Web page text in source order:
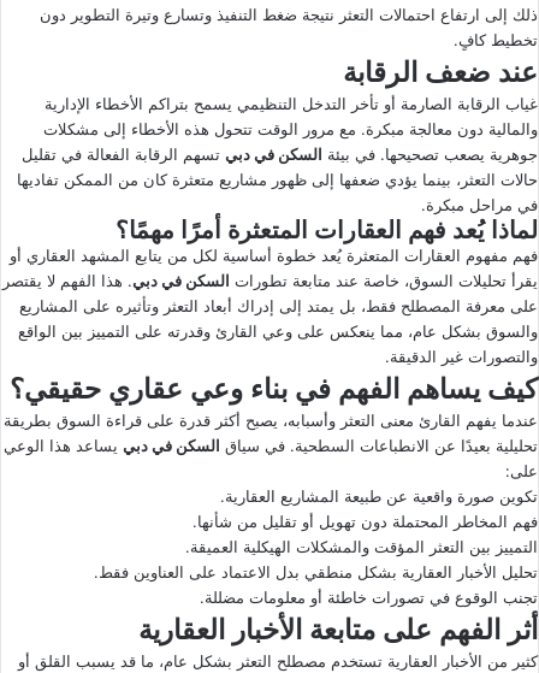
ذلك إلى ارتفاع احتمالات التعثر نتيجة ضغط التنفيذ وتسارع وتيرة التطوير دون
تخطيط كافٍ.
عند ضعف الرقابة
غياب الرقابة الصارمة أو تأخر التدخل التنظيمي يسمح بتراكم الأخطاء الإدارية
والمالية دون معالجة مبكرة. مع مرور الوقت تتحول هذه الأخطاء إلى مشكلات
جوهرية يصعب تصحيحها. في بيئة السكن في دبي تسهم الرقابة الفعالة في تقليل
حالات التعثر، بينما يؤدي ضعفها إلى ظهور مشاريع متعثرة كان من الممكن تفاديها
في مراحل مبكرة.
لماذا يُعد فهم العقارات المتعثرة أمرًا مهمًا؟
فهم مفهوم العقارات المتعثرة يُعد خطوة أساسية لكل من يتابع المشهد العقاري أو
يقرأ تحليلات السوق، خاصة عند متابعة تطورات السكن في دبي. هذا الفهم لا يقتصر
على معرفة المصطلح فقط، بل يمتد إلى إدراك أبعاد التعثر وتأثيره على المشاريع
والسوق بشكل عام، مما ينعكس على وعي القارئ وقدرته على التمييز بين الواقع
والتصورات غير الدقيقة.
كيف يساهم الفهم في بناء وعي عقاري حقيقي؟
عندما يفهم القارئ معنى التعثر وأسبابه، يصبح أكثر قدرة على قراءة السوق بطريقة
تحليلية بعيدًا عن الانطباعات السطحية. في سياق السكن في دبي يساعد هذا الوعي
على:
تكوين صورة واقعية عن طبيعة المشاريع العقارية.
فهم المخاطر المحتملة دون تهويل أو تقليل من شأنها.
التمييز بين التعثر المؤقت والمشكلات الهيكلية العميقة.
تحليل الأخبار العقارية بشكل منطقي بدل الاعتماد على العناوين فقط.
تجنب الوقوع في تصورات خاطئة أو معلومات مضللة.
أثر الفهم على متابعة الأخبار العقارية
كثير من الأخبار العقارية تستخدم مصطلح التعثر بشكل عام، ما قد يسبب القلق أو